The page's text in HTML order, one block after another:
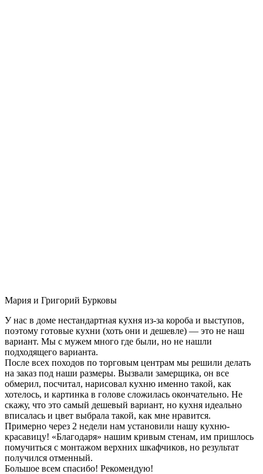
Мария и Григорий Бурковы
У нас в доме нестандартная кухня из-за короба и выступов,
поэтому готовые кухни (хоть они и дешевле) — это не наш
вариант. Мы с мужем много где были, но не нашли
подходящего варианта.
После всех походов по торговым центрам мы решили делать
на заказ под наши размеры. Вызвали замерщика, он все
обмерил, посчитал, нарисовал кухню именно такой, как
хотелось, и картинка в голове сложилась окончательно. Не
скажу, что это самый дешевый вариант, но кухня идеально
вписалась и цвет выбрала такой, как мне нравится.
Примерно через 2 недели нам установили нашу кухню-
красавицу! «Благодаря» нашим кривым стенам, им пришлось
помучиться с монтажом верхних шкафчиков, но результат
получился отменный.
Большое всем спасибо! Рекомендую!